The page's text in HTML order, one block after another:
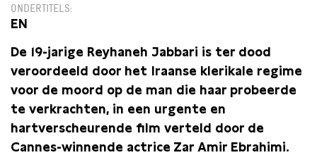
ONDERTITELS
EN
De 19-jarige Reyhaneh Jabbari is ter dood
veroordeeld door het Iraanse klerikale regime
voor de moord op de man die haar probeerde
te verkrachten, in een urgente en
hartverscheurende film verteld door de
Cannes-winnende actrice Zar Amir Ebrahimi.